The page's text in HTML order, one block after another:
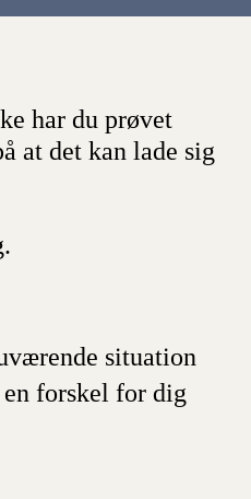
har du prøvet
at det kan lade sig
situation
forskel for dig